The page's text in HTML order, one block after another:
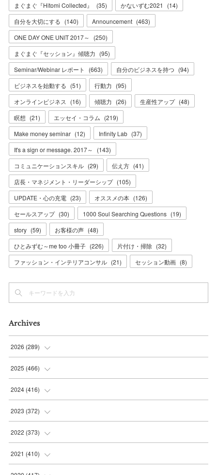
まぐまぐ『Hitomi Collected』
(35) かないずむ2021 (14)
自分を大切にする (140) Announcement (463)
ONE DAY ONE UNIT 2017～
(250)
まぐまぐ『セッション』傾聴力 (95)
Seminar/Webinar レポート
(663) 自分のビジネスを持つ (94)
ビジネスを始動する (51) 行動力 (95)
オンラインビジネス
(16) 傾聴力 (26) 生産性アップ (48)
瞑想 (21) エッセイ・コラム (219)
Make money seminar (12) Infinity Lab (37)
It's a sign or message. 2017～
(143)
コミュニケーションスキル (29) 伝え方 (41)
店長・マネジメント・リーダーシップ (105)
UPDATE・心の充電 (23) オススメの本 (126)
セールスアップ (30) 1000 Soul Searching Questions (19)
story (59) お客様の声 (48)
ひとみずむ～me too 小冊子 (226) 片付け・掃除 (32)
ファッション・インテリアコンサル (21) セッション動画 (8)
Archives
2026 (289)
(10
(36
(37
(42
2025 (466)
(56
(37
(35
(36
2024 (416)
(38
(39
(38
(36
2023 (372)
(31
(30
(30
2022 (373)
(31
(33
2021 (410)